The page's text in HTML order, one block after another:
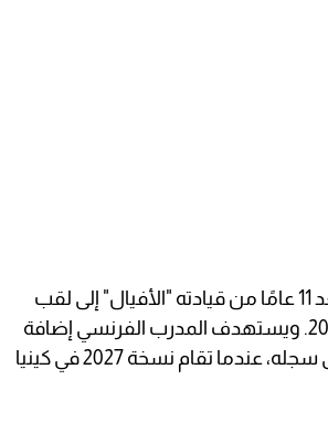
وتأتي عودة رينارد بعد 11 عامًا من قيادته "الأفيال" إلى لقب
كأس أمم أفريقيا 2015. ويستهدف المدرب الفرنسي إضافة
بطولة قارية ثالثة إلى سجله، عندما تقام نسخة 2027 في كينيا